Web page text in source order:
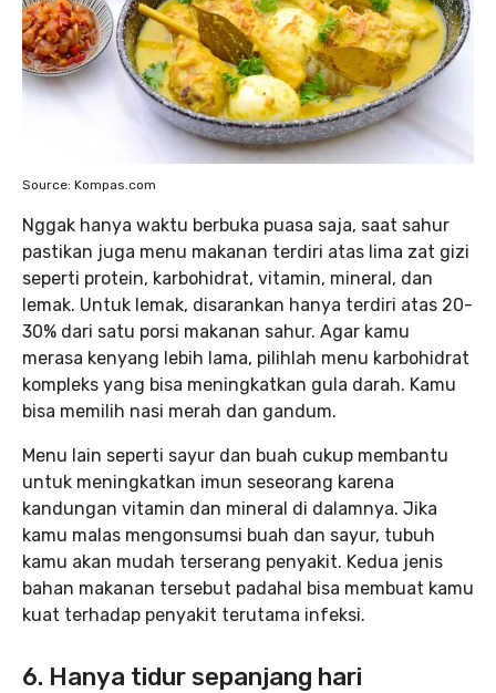
Source: Kompas.com
Nggak hanya waktu berbuka puasa saja, saat sahur
pastikan juga menu makanan terdiri atas lima zat gizi
seperti protein, karbohidrat, vitamin, mineral, dan
lemak. Untuk lemak, disarankan hanya terdiri atas 20-
30% dari satu porsi makanan sahur. Agar kamu
merasa kenyang lebih lama, pilihlah menu karbohidrat
kompleks yang bisa meningkatkan gula darah. Kamu
bisa memilih nasi merah dan gandum.
Menu lain seperti sayur dan buah cukup membantu
untuk meningkatkan imun seseorang karena
kandungan vitamin dan mineral di dalamnya. Jika
kamu malas mengonsumsi buah dan sayur, tubuh
kamu akan mudah terserang penyakit. Kedua jenis
bahan makanan tersebut padahal bisa membuat kamu
kuat terhadap penyakit terutama infeksi.
6. Hanya tidur sepanjang hari